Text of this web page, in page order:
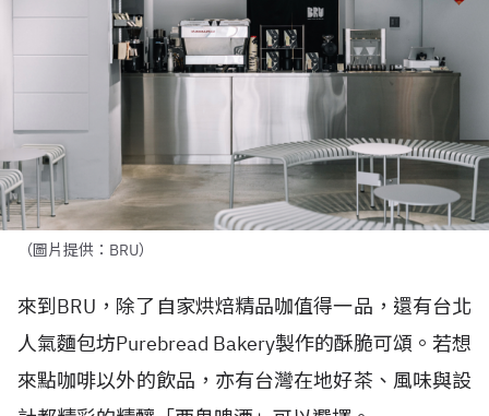
（圖片提供：BRU）
來到BRU ，除了自家烘焙精品咖值得一品，還有台北
人氣麵包坊Purebread Bakery製作的酥脆可頌。若想
來點咖啡以外的飲品，亦有台灣在地好茶、風味與設